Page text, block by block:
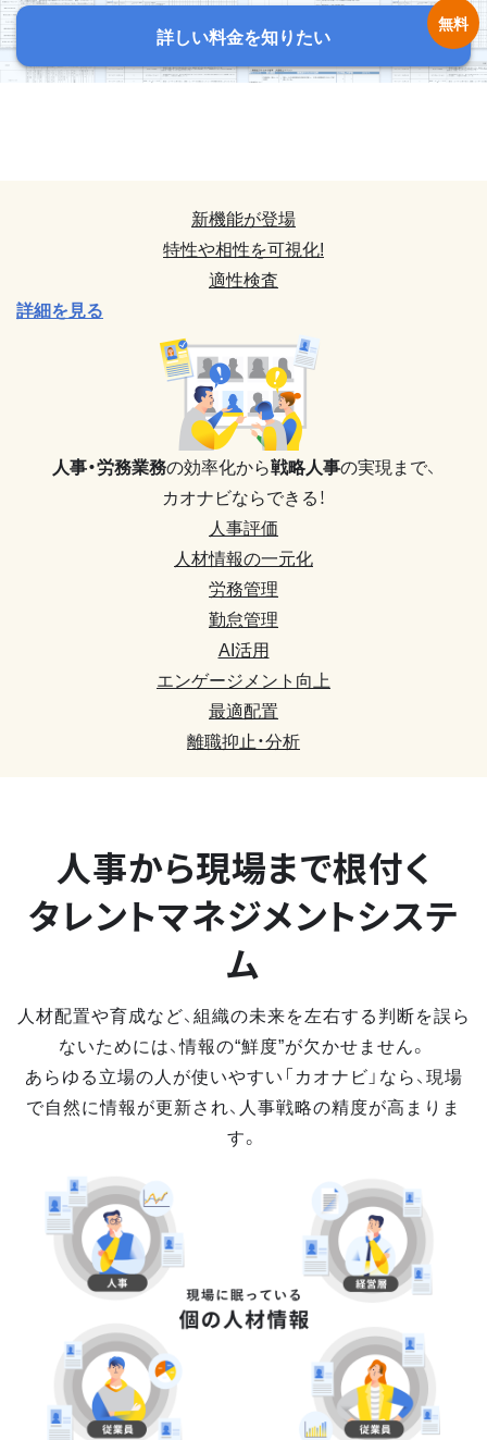
詳しい料金を知りたい
詳しい料金を知りたい
詳しい料金を知りたい
新機能が登場
特性や相性を可視化!
適性検査
詳細を見る
人事・労務業務の効率化から戦略人事の実現まで、
カオナビならできる！
人事評価
人材情報の一元化
労務管理
勤怠管理
AI活用
エンゲージメント向上
最適配置
離職抑止・分析
人事から現場まで根付く
タレントマネジメントシステ
ム
人材配置や育成など、組織の未来を左右する判断を誤ら
ないためには、情報の“鮮度”が欠かせません。
あらゆる立場の人が使いやすい「カオナビ」なら、現場
で自然に情報が更新され、人事戦略の精度が高まりま
す。